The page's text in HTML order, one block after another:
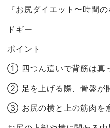
『お尻ダイエット〜時間
ドギー
ポイント
① 四つん這いで背筋は真
② 足を上げる際、骨盤が
③ お尻の横と上の筋肉を